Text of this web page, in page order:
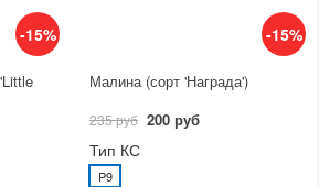
-15% -15%
Малина (сорт 'Награда')
235 руб 200 руб
Тип КС
P9